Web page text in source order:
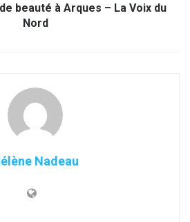
beauté à Arques – La Voix du
Nord
Nadeau